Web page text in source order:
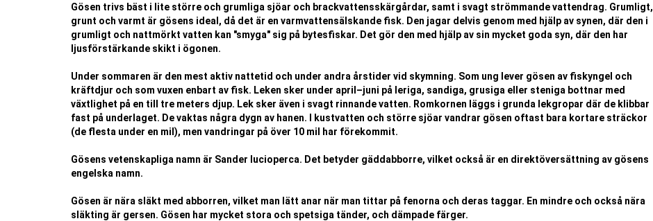
Gösen trivs bäst i lite större och grumliga sjöar och brackvattensskärgårdar, samt i svagt strömmande vattendrag. Grumligt,
grunt och varmt är gösens ideal, då det är en varmvattensälskande fisk. Den jagar delvis genom med hjälp av synen, där den i
grumligt och nattmörkt vatten kan "smyga" sig på bytesfiskar. Det gör den med hjälp av sin mycket goda syn, där den har
ljusförstärkande skikt i ögonen.
Under sommaren är den mest aktiv nattetid och under andra årstider vid skymning. Som ung lever gösen av fiskyngel och
kräftdjur och som vuxen enbart av fisk. Leken sker under april–juni på leriga, sandiga, grusiga eller steniga bottnar med
växtlighet på en till tre meters djup. Lek sker även i svagt rinnande vatten. Romkornen läggs i grunda lekgropar där de klibbar
fast på underlaget. De vaktas några dygn av hanen. I kustvatten och större sjöar vandrar gösen oftast bara kortare sträckor
(de flesta under en mil), men vandringar på över 10 mil har förekommit.
Gösens vetenskapliga namn är Sander lucioperca. Det betyder gäddabborre, vilket också är en direktöversättning av gösens
engelska namn.
Gösen är nära släkt med abborren, vilket man lätt anar när man tittar på fenorna och deras taggar. En mindre och också nära
släkting är gersen. Gösen har mycket stora och spetsiga tänder, och dämpade färger.